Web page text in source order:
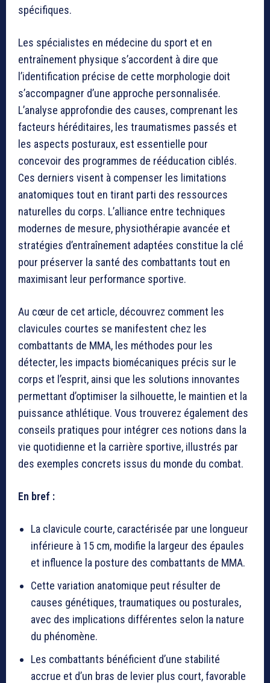
spécifiques.
Les spécialistes en médecine du sport et en
entraînement physique s’accordent à dire que
l’identification précise de cette morphologie doit
s’accompagner d’une approche personnalisée.
L’analyse approfondie des causes, comprenant les
facteurs héréditaires, les traumatismes passés et
les aspects posturaux, est essentielle pour
concevoir des programmes de rééducation ciblés.
Ces derniers visent à compenser les limitations
anatomiques tout en tirant parti des ressources
naturelles du corps. L’alliance entre techniques
modernes de mesure, physiothérapie avancée et
stratégies d’entraînement adaptées constitue la clé
pour préserver la santé des combattants tout en
maximisant leur performance sportive.
Au cœur de cet article, découvrez comment les
clavicules courtes se manifestent chez les
combattants de MMA, les méthodes pour les
détecter, les impacts biomécaniques précis sur le
corps et l’esprit, ainsi que les solutions innovantes
permettant d’optimiser la silhouette, le maintien et la
puissance athlétique. Vous trouverez également des
conseils pratiques pour intégrer ces notions dans la
vie quotidienne et la carrière sportive, illustrés par
des exemples concrets issus du monde du combat.
En bref :
La clavicule courte, caractérisée par une longueur
inférieure à 15 cm, modifie la largeur des épaules
et influence la posture des combattants de MMA.
Cette variation anatomique peut résulter de
causes génétiques, traumatiques ou posturales,
avec des implications différentes selon la nature
du phénomène.
Les combattants bénéficient d’une stabilité
accrue et d’un bras de levier plus court, favorable